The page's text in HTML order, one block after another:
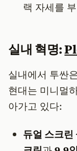
랙 자세를
실내 혁명:
실내에서 투싼
현대는 미니멀
아가고 있다:
듀얼 스크린